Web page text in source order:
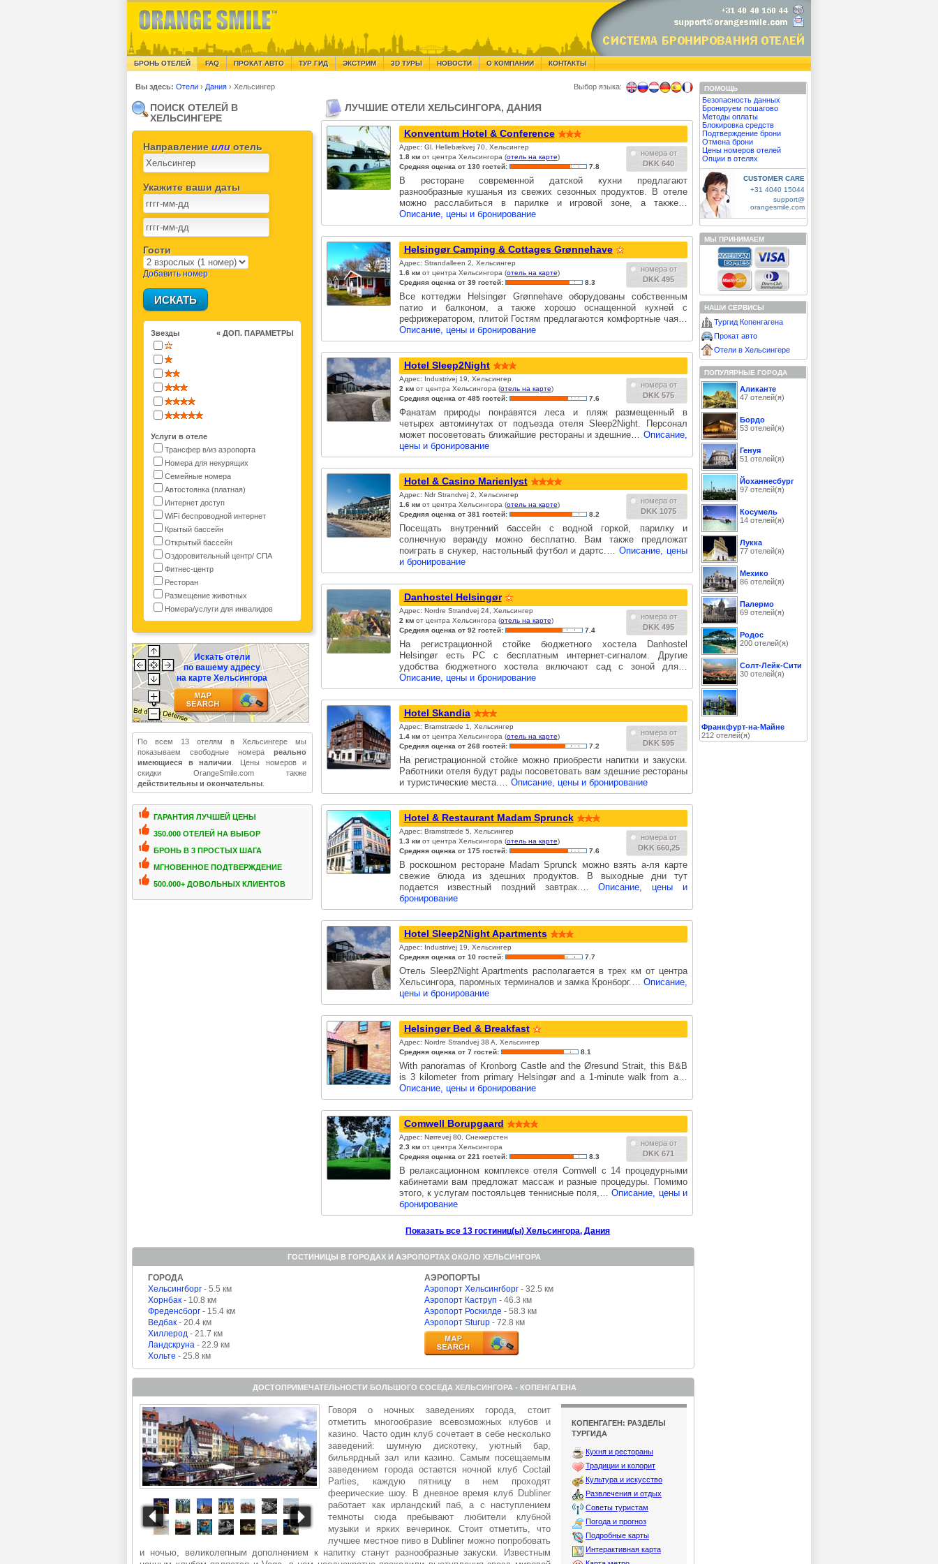
БРОНЬ ОТЕЛЕЙ FAQ ПРОКАТ АВТО ТУР ГИД ЭКСТРИМ 3D ТУРЫ НОВОСТИ О КОМПАНИИ КОНТАКТЫ
Вы здесь: Отели› Дания›Хельсингер Выбор языка:
ПОИСК ОТЕЛЕЙ В
ХЕЛЬСИНГЕРЕ
Направлениеилиотель
Укажите ваши даты
Гости
Добавить номер
Звезды « ДОП. ПАРАМЕТРЫ
Услуги в отеле
Трансфер в/из аэропорта
Номера для некурящих
Семейные номера
Автостоянка (платная)
Интернет доступ
WiFi беспроводной интернет
Крытый бассейн
Открытый бассейн
Оздоровительный центр/ СПА
Фитнес-центр
Ресторан
Размещение животных
Номера/услуги для инвалидов
Искать отели
по вашему адресу
на карте Хельсингора
По всем 13 отелям в Хельсингере мы
показываем свободные номерареально
имеющиеся в наличии
. Цены номеров и
скидки OrangeSmile.com также
действительны и окончательны
ГАРАНТИЯ ЛУЧШЕЙ ЦЕНЫ
350.000 ОТЕЛЕЙ НА ВЫБОР
БРОНЬ В 3 ПРОСТЫХ ШАГА
МГНОВЕННОЕ ПОДТВЕРЖДЕНИЕ
500.000+ ДОВОЛЬНЫХ КЛИЕНТОВ
ЛУЧШИЕ ОТЕЛИ ХЕЛЬСИНГОРА, ДАНИЯ
Konventum Hotel & Conference
номера от
DKK 640
Адрес: Gl. Hellebækvej 70, Хельсингер
1.8 кмот центра Хельсингора (отель на карте)
Средняя оценка от 130 гостей:
7.8
В ресторане современной датской кухни предлагают
разнообразные кушанья из свежих сезонных продуктов. В отеле
можно расслабиться в парилке и игровой зоне, а также…
Описание, цены и бронирование
Helsingør Camping & Cottages Grønnehave
номера от
DKK 495
Адрес: Strandalleen 2, Хельсингер
1.6 кмот центра Хельсингора (отель на карте)
Средняя оценка от 39 гостей:
8.3
Все коттеджи Helsingør Grønnehave оборудованы собственным
патио и балконом, а также хорошо оснащенной кухней с
рефрижератором, плитой Гостям предлагаются комфортные чая…
Описание, цены и бронирование
Hotel Sleep2Night
номера от
DKK 575
Адрес: Industrivej 19, Хельсингер
2 кмот центра Хельсингора (отель на карте)
Средняя оценка от 485 гостей:
7.6
Фанатам природы понравятся леса и пляж размещенный в
четырех автоминутах от подъезда отеля Sleep2Night. Персонал
может посоветовать ближайшие рестораны и здешние… Описание,
цены и бронирование
Hotel & Casino Marienlyst
номера от
DKK 1075
Адрес: Ndr Strandvej 2, Хельсингер
1.6 кмот центра Хельсингора (отель на карте)
Средняя оценка от 381 гостей:
8.2
Посещать внутренний бассейн с водной горкой, парилку и
солнечную веранду можно бесплатно. Вам также предложат
поиграть в снукер, настольный футбол и дартс.…Описание, цены
и бронирование
Danhostel Helsingør
номера от
DKK 495
Адрес: Nordre Strandvej 24, Хельсингер
2 кмот центра Хельсингора (отель на карте)
Средняя оценка от 92 гостей:
7.4
На регистрационной стойке бюджетного хостела Danhostel
Helsingør есть PC с бесплатным интернет-сигналом. Другие
удобства бюджетного хостела включают сад с зоной для…
Описание, цены и бронирование
Hotel Skandia
номера от
DKK 595
Адрес: Bramstræde 1, Хельсингер
1.4 кмот центра Хельсингора (отель на карте)
Средняя оценка от 268 гостей:
7.2
На регистрационной стойке можно приобрести напитки и закуски.
Работники отеля будут рады посоветовать вам здешние рестораны
и туристические места.… Описание, цены и бронирование
Hotel & Restaurant Madam Sprunck
номера от
DKK 660,25
Адрес: Bramstræde 5, Хельсингер
1.3 кмот центра Хельсингора (отель на карте)
Средняя оценка от 175 гостей:
7.6
В роскошном ресторане Madam Sprunck можно взять а-ля карте
свежие блюда из здешних продуктов. В выходные дни тут
подается известный поздний завтрак.…Описание, цены и
бронирование
Hotel Sleep2Night Apartments
Адрес: Industrivej 19, Хельсингер
Средняя оценка от 10 гостей:
7.7
Отель Sleep2Night Apartments располагается в трех км от центра
Хельсингора, паромных терминалов и замка Кронборг.… Описание,
цены и бронирование
Helsingør Bed & Breakfast
Адрес: Nordre Strandvej 38 A, Хельсингер
Средняя оценка от 7 гостей:
8.1
With panoramas of Kronborg Castle and the Øresund Strait, this B&B
is 3 kilometer from primary Helsingør and a 1-minute walk from a…
Описание, цены и бронирование
Comwell Borupgaard
номера от
DKK 671
Адрес: Nørrevej 80, Снеккерстен
2.3 кмот центра Хельсингора
Средняя оценка от 221 гостей:
8.3
В релаксационном комплексе отеля Comwell с 14 процедурными
кабинетами вам предложат массаж и разные процедуры. Помимо
этого, к услугам постояльцев теннисные поля,…Описание, цены и
бронирование
Показать все 13 гостиниц(ы) Хельсингора, Дания
ГОСТИНИЦЫ В ГОРОДАХ И АЭРОПОРТАХ ОКОЛО ХЕЛЬСИНГОРА
ГОРОДА
Хельсингборг - 5.5 км
Хорнбак - 10.8 км
Фреденсборг - 15.4 км
Ведбак - 20.4 км
Хиллерод - 21.7 км
Ландскруна - 22.9 км
Хольте - 25.8 км
АЭРОПОРТЫ
Аэропорт Хельсингборг - 32.5 км
Аэропорт Каструп - 46.3 км
Аэропорт Роскилде - 58.3 км
Аэропорт Sturup - 72.8 км
ДОСТОПРИМЕЧАТЕЛЬНОСТИ БОЛЬШОГО СОСЕДА ХЕЛЬСИНГОРА - КОПЕНГАГЕНА
КОПЕНГАГЕН: РАЗДЕЛЫ
ТУРГИДА
Кухня и рестораны
Традиции и колорит
Культура и искусство
Развлечения и отдых
Советы туристам
Погода и прогноз
Подробные карты
Интерактивная карта
Говоря о ночных заведениях города, стоит
отметить многообразие всевозможных клубов и
казино. Часто один клуб сочетает в себе несколько
заведений: шумную дискотеку, уютный бар,
бильярдный зал или казино. Самым посещаемым
заведением города остается ночной клуб Coctail
Parties, каждую пятницу в нем проходят
феерические шоу. В дневное время клуб Dubliner
работает как ирландский паб, а с наступлением
темноты сюда пребывают любители клубной
музыки и ярких вечеринок. Стоит отметить, что
лучшее местное пиво в Dubliner можно попробовать
и ночью, великолепным дополнением к напитку станут разнообразные закуски. Известным
ПОМОЩЬ
Безопасность данных
Бронируем пошагово
Методы оплаты
Блокировка средств
Подтверждение брони
Отмена брони
Цены номеров отелей
Опции в отелях
CUSTOMER CARE
+31 4040 15044
support@
orangesmile.com
МЫ ПРИНИМАЕМ
НАШИ СЕРВИСЫ
Тургид Копенгагена
Прокат авто
Отели в Хельсингере
ПОПУЛЯРНЫЕ ГОРОДА
Аликанте
47 отелей(я)
Бордо
53 отелей(я)
Генуя
51 отелей(я)
Йоханнесбург
97 отелей(я)
Косумель
14 отелей(я)
Лукка
77 отелей(я)
Мехико
86 отелей(я)
Палермо
69 отелей(я)
Родос
200 отелей(я)
Солт-Лейк-Сити
30 отелей(я)
Франкфурт-на-Майне
212 отелей(я)